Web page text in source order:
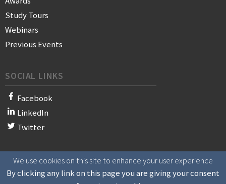
Study Tours
Webinars
Previous Events
SOCIAL LINKS
Facebook
LinkedIn
Twitter
© 2021 WAN-IFRA - World Association of News Publishers
We use cookies on this site to enhance your user experience
By clicking any link on this page you are giving your consent